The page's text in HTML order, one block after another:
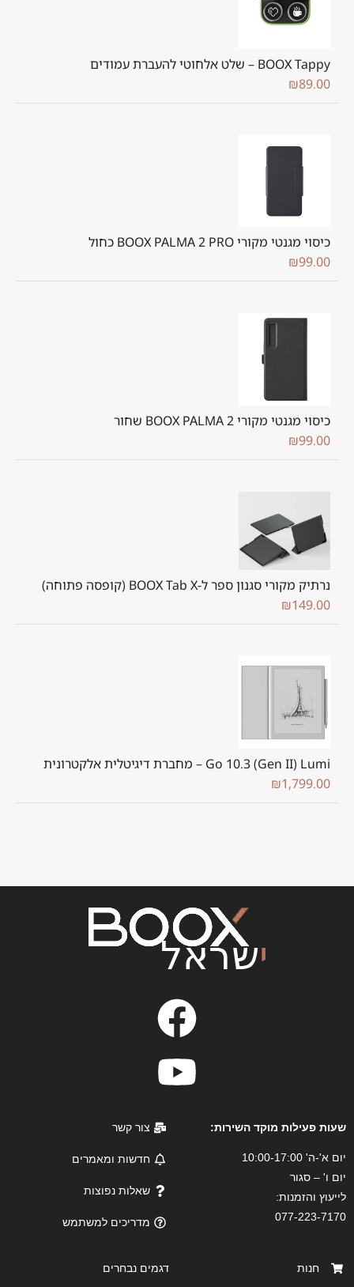
BOOX Tappy – שלט אלחוטי להעברת עמודים
₪89.00
כיסוי מגנטי מקורי BOOX PALMA 2 PRO כחול
₪99.00
כיסוי מגנטי מקורי BOOX PALMA 2 שחור
₪99.00
נרתיק מקורי סגנון ספר ל-BOOX Tab X (קופסה פתוחה)
₪149.00
Go 10.3 (Gen II) Lumi – מחברת דיגיטלית אלקטרונית
₪1,799.00
שעות פעילות מוקד השירות:
יום א'-ה' 10:00-17:00
יום ו' – סגור
לייעוץ והזמנות:
077-223-7170
צור קשר
חדשות ומאמרים
שאלות נפוצות
מדריכים למשתמש
חנות דגמים נבחרים